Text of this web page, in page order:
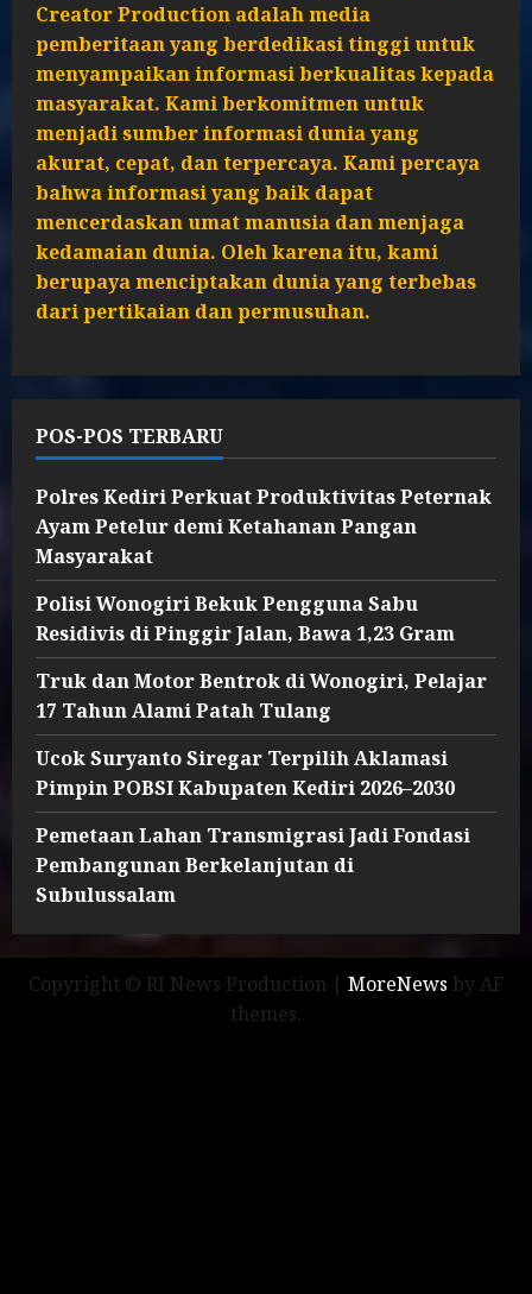
Creator Production adalah media
pemberitaan yang berdedikasi tinggi untuk
menyampaikan informasi berkualitas kepada
masyarakat. Kami berkomitmen untuk
menjadi sumber informasi dunia yang
akurat, cepat, dan terpercaya. Kami percaya
bahwa informasi yang baik dapat
mencerdaskan umat manusia dan menjaga
kedamaian dunia. Oleh karena itu, kami
berupaya menciptakan dunia yang terbebas
dari pertikaian dan permusuhan.
POS-POS TERBARU
Polres Kediri Perkuat Produktivitas Peternak
Ayam Petelur demi Ketahanan Pangan
Masyarakat
Polisi Wonogiri Bekuk Pengguna Sabu
Residivis di Pinggir Jalan, Bawa 1,23 Gram
Truk dan Motor Bentrok di Wonogiri, Pelajar
17 Tahun Alami Patah Tulang
Ucok Suryanto Siregar Terpilih Aklamasi
Pimpin POBSI Kabupaten Kediri 2026–2030
Pemetaan Lahan Transmigrasi Jadi Fondasi
Pembangunan Berkelanjutan di
Subulussalam
Copyright © RI News Production | MoreNews by AF
themes.